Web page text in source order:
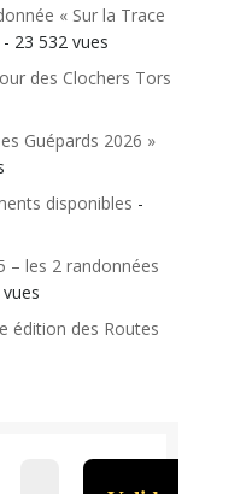
« Sur la Trace
- 23 532 vues
des Clochers Tors
Guépards 2026 »
disponibles -
– les 2 randonnées
édition des Routes